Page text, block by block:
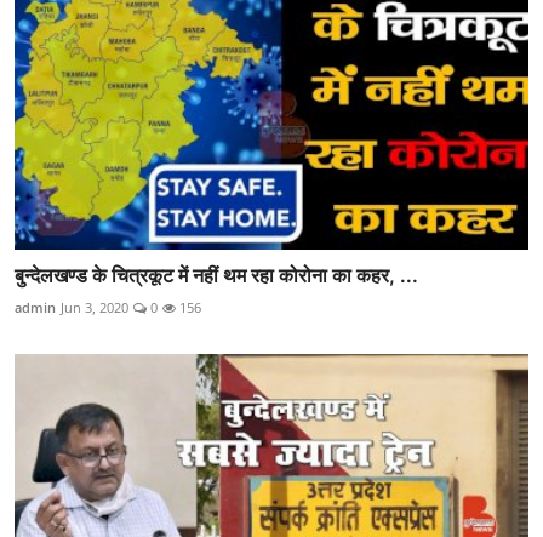
बुन्देलखण्ड के चित्रकूट में नहीं थम रहा कोरोना का कहर, ...
admin Jun 3, 2020 0 156